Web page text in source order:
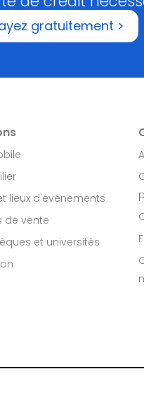
gratuitement >
lieux d'événements
de vente
et universités